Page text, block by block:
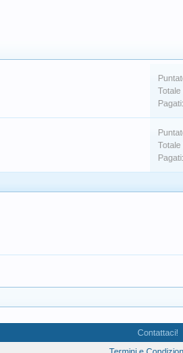
Totale
Pagati:
Totale
Pagati:
Contattaci!